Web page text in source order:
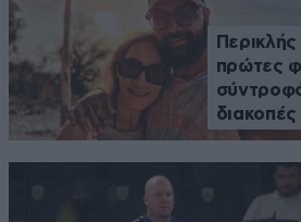
πρώτες